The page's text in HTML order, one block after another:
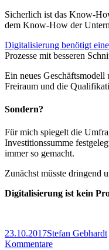
Sicherlich ist das Know-
dem Know-How der
Digitalisierung benötigt
Prozesse mit besseren
Ein neues
Freiraum und die
Sondern?
Für mich spiegelt die
Investitionssumme
immer so gemacht.
Zunächst müsste dringend
Digitalisierung ist kein
23.10.2017Stefan Gebhardt
Kommentare